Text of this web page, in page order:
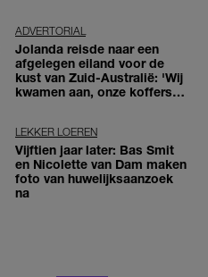
ADVERTORIAL
Jolanda reisde naar een
afgelegen eiland voor de
kust van Zuid-Australië: 'Wij
kwamen aan, onze koffers
LEKKER LOEREN
Vijftien jaar later: Bas Smit
en Nicolette van Dam maken
foto van huwelijksaanzoek
na